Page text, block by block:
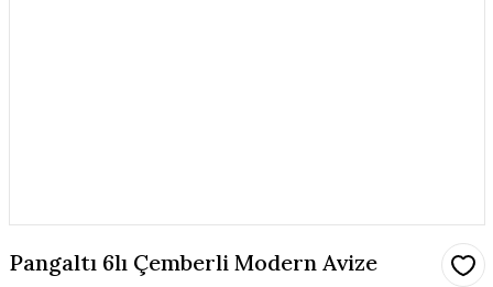
Pangaltı 6lı Çemberli Modern Avize